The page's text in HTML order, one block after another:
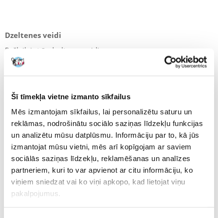
Šī tīmekļa vietne izmanto sīkfailus
Mēs izmantojam sīkfailus, lai personalizētu saturu un
reklāmas, nodrošinātu sociālo saziņas līdzekļu funkcijas
un analizētu mūsu datplūsmu. Informāciju par to, kā jūs
izmantojat mūsu vietni, mēs arī kopīgojam ar saviem
sociālās saziņas līdzekļu, reklamēšanas un analīzes
partneriem, kuri to var apvienot ar citu informāciju, ko
viņiem sniedzat vai ko viņi apkopo, kad lietojat viņu
pakalpojumus.
Dzeltenes veidi
Pašlaik ir trīs dzeltenes veidi:
sekrēcija.
aknu dzelte - šī slimība ir saistīta ar nespēju izvadīt žulti
no žultspūšļa vai žultsvadiem.
Lai veterinārārsts zinātu, kā rīkoties, jāveic detalizēti asins
analīzes, lai noteiktu bilirubīna koncentrāciju asinīs.
Vai dzelte sunim ir letāla?